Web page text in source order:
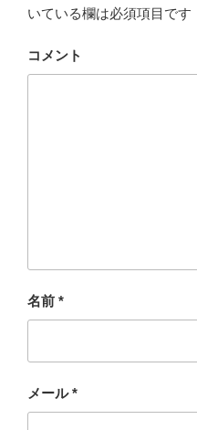
いている欄は必須項目です
コメント
名前 *
メール*